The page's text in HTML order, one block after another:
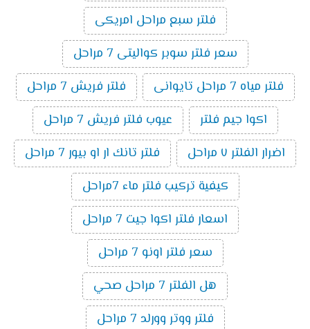
فلتر سبع مراحل امريكى
سعر فلتر سوبر كواليتى 7 مراحل
فلتر مياه 7 مراحل تايوانى
فلتر فريش 7 مراحل
اكوا جيم فلتر
عيوب فلتر فريش 7 مراحل
اضرار الفلتر ٧ مراحل
فلتر تانك ار او بيور 7 مراحل
كيفية تركيب فلتر ماء 7مراحل
اسعار فلتر اكوا جيت 7 مراحل
سعر فلتر اونو 7 مراحل
هل الفلتر 7 مراحل صحي
فلتر ووتر وورلد 7 مراحل